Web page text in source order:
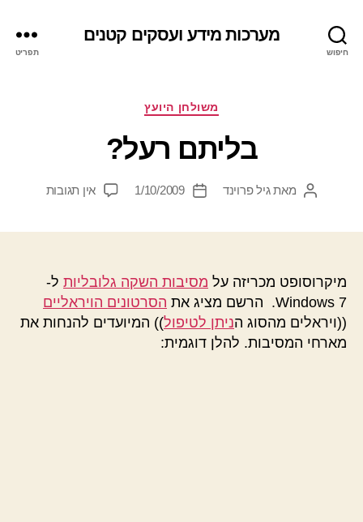
חיפוש
מערכות מידע ועסקים קטנים
תפריט
קטגוריות
משולחן היועץ
בליתם רעל?
המחבר
מאתגיל פרוינד
תאריך1/10/2009 אין תגובותעל
מיקרוסופט מכריזה על מסיבות השקה גלובליות ל-
Windows 7. הרשם מציג את
הסרטונים הויראליים
((ויראלים מהסוג הניתן לטיפול)) המיועדים להנחות את
מארחי המסיבות. להלן דוגמית: